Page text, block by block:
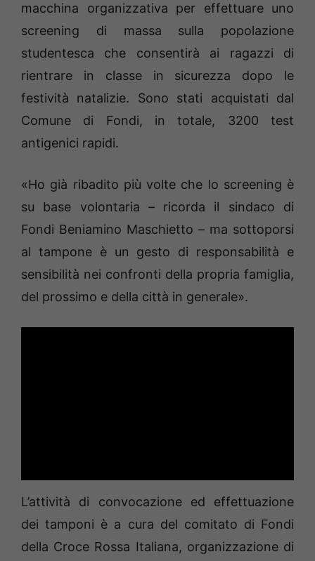
macchina organizzativa per effettuare uno
screening di massa sulla popolazione
studentesca che consentirà ai ragazzi di
rientrare in classe in sicurezza dopo le
festività natalizie. Sono stati acquistati dal
Comune di Fondi, in totale, 3200 test
antigenici rapidi.
«Ho già ribadito più volte che lo screening è
su base volontaria – ricorda il sindaco di
Fondi Beniamino Maschietto – ma sottoporsi
al tampone è un gesto di responsabilità e
sensibilità nei confronti della propria famiglia,
del prossimo e della città in generale».
L’attività di convocazione ed effettuazione
dei tamponi è a cura del comitato di Fondi
della Croce Rossa Italiana, organizzazione di